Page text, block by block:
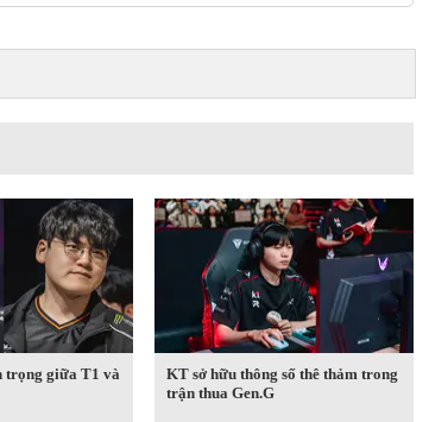
trọng giữa T1 và
KT sở hữu thông số thê thảm trong
trận thua Gen.G